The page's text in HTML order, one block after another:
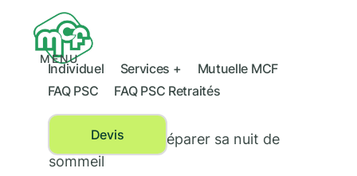
MENU
Individuel Services +
Mutuelle MCF
FAQ PSC
FAQ PSC Retraités
Devis
Sommeil ›Bien préparer sa nuit de
sommeil